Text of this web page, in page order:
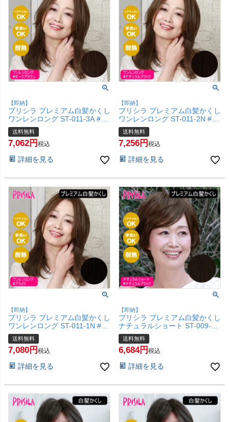
【即納】
プリシラ プレミアム白髪かくし
ワンレンロング ST-011-3A #ダ
ークブラウン 【白髪隠し 広範
囲タイプ カバー ピンポイント
頭頂部ウィッグ つけ毛 かつら
お手軽 普段使い】【宅配便送料
送料無料
7,062 税込
詳細を見る
【即納】
プリシラ プレミアム白髪かくし
ワンレンロング ST-011-2N #ナ
チュラルブラック 【白髪隠し
広範囲タイプ カバー ピンポイ
ント 頭頂部ウィッグ つけ毛 か
簡単 お手軽 普段使い】【宅配
送料無料
7,256 税込
詳細を見る
【即納】
プリシラ プレミアム白髪かくし
ワンレンロング ST-011-1N #ブ
ラック 【白髪隠し 広範囲タイ
プ カバー ピンポイント 頭頂部
ウィッグ つけ毛 かつら 医療用
普段使い】【宅配便送料無料】
送料無料
7,080 税込
詳細を見る
【即納】
プリシラ プレミアム白髪かくし
ナチュラルショート ST-009-2N
#ナチュラルブラック 【白髪隠
し 広範囲タイプ カバー ピンポ
イント 頭頂部ウィッグ つけ毛
然 簡単 お手軽 普段使い】【宅
送料無料
6,684 税込
詳細を見る